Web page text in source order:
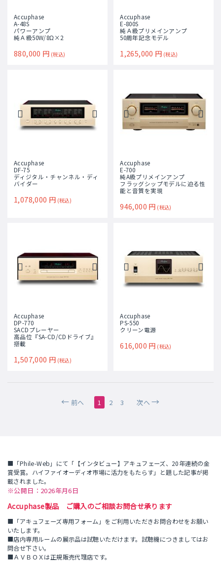
Accuphase
A-48S
パワーアンプ
純Ａ級50W/8Ω×2
880,000 円 (税込)
Accuphase
E-800S
純Ａ級プリメインアンプ
50周年記念モデル
1,265,000 円 (税込)
Accuphase
DF-75
ディジタル・チャンネル・ディ
バイダー
1,078,000 円 (税込)
Accuphase
E-700
純A級プリメインアンプ
フラッグシップモデルに迫る性
能と音質を実現
946,000 円 (税込)
Accuphase
DP-770
SACDプレーヤー
高品位『SA-CD/CDドライブ』
搭載
1,507,000 円 (税込)
Accuphase
PS-550
クリーン電源
616,000 円 (税込)
前へ 1 2 3 次へ
■「Phile-Web」にて「【インタビュー】アキュフェーズ、20年連続の金
賞受賞。ハイファイオーディオ市場に活力をもたらす」と題した記事が掲
載されました。
※公開日：2026年月6日
Accuphase製品 ご購入のご相談お問合せ承ります
■「アキュフェーズ専用フォーム」をご利用いただきお問合わせをお願い
いたします。
■店内専用ルームの展示品は試聴いただけます。試聴機につきましてはお
問合せ下さい。
■ＡＶＢＯＸは正規販売代理店です。